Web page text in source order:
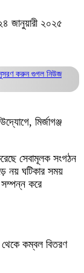
জানুয়ারী ২০২৫
করুন গুগল নিউজ
মির্জাগঞ্জ
সেবামূলক সংগঠন
নয় ঘটিকার সময়
সম্পন্ন করে
কম্বল বিতরণ